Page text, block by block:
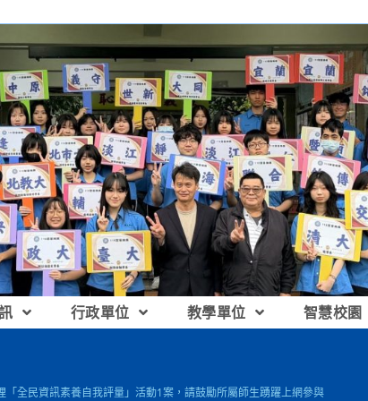
行政單位 教學單位 智慧校園
「全民資訊素養自我評量」活動1案，請鼓勵所屬師生踴躍上網參與